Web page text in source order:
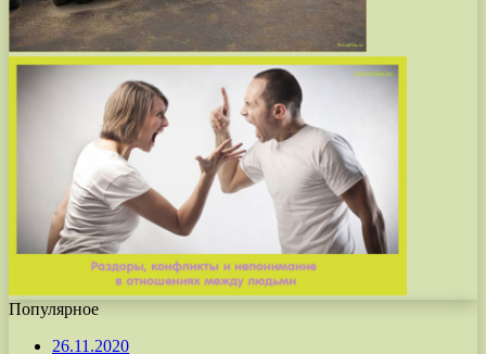
Популярное
26.11.2020